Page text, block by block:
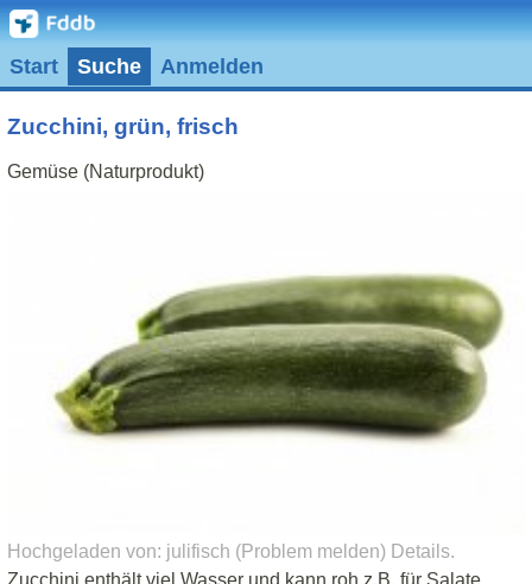
Start Suche Anmelden
Zucchini, grün, frisch
Gemüse (Naturprodukt)
Hochgeladen von: julifisch (Problem melden) Details.
Zucchini enthält viel Wasser und kann roh z.B. für Salate